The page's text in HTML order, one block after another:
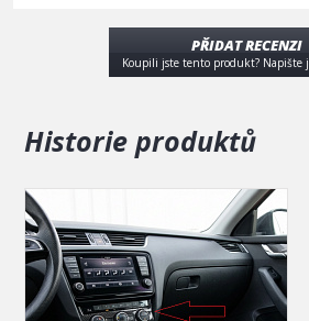
PŘIDAT RECENZI
Koupili jste tento produkt? Napište
Historie produktů